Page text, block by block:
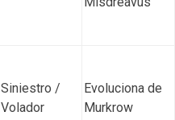
Siniestro /
Volador
Evoluciona de
Murkrow